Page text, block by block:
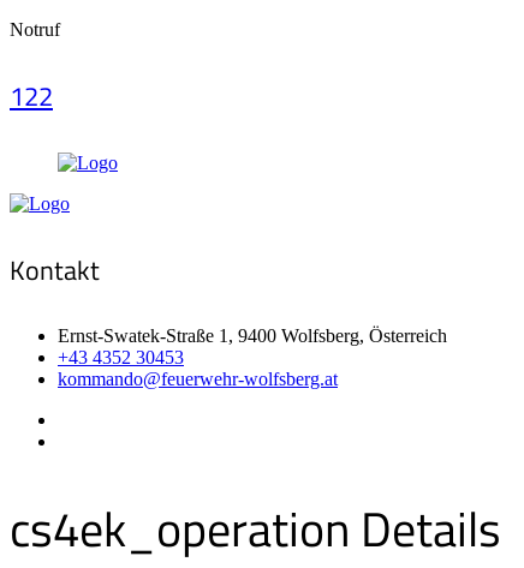
Notruf
122
Kontakt
Ernst-Swatek-Straße 1, 9400 Wolfsberg, Österreich
+43 4352 30453
kommando@feuerwehr-wolfsberg.at
cs4ek_operation Details